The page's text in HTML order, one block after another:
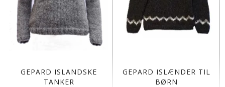
GEPARD ISLANDSKE
TANKER
GEPARD ISLÆNDER TIL
BØRN